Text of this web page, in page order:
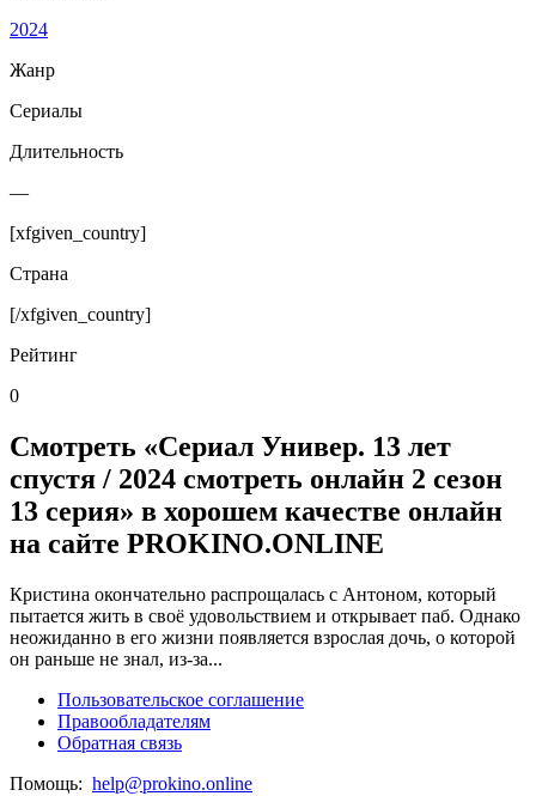
2024
Жанр
Сериалы
Длительность
—
[xfgiven_country]
Страна
[/xfgiven_country]
Рейтинг
0
Смотреть «Сериал Универ. 13 лет
спустя / 2024 смотреть онлайн 2 сезон
13 серия» в хорошем качестве онлайн
на сайте PROKINO.ONLINE
Кристина окончательно распрощалась с Антоном, который
пытается жить в своё удовольствием и открывает паб. Однако
неожиданно в его жизни появляется взрослая дочь, о которой
он раньше не знал, из-за...
Пользовательское соглашение
Правообладателям
Обратная связь
Помощь: help@prokino.online